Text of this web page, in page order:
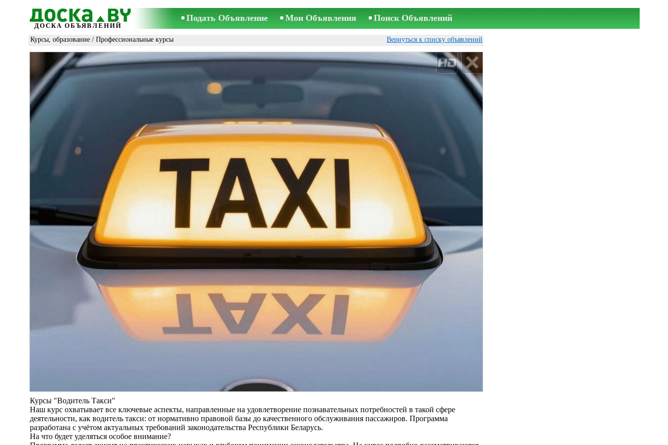
ДОСКА ОБЪЯВЛЕНИЙ
Подать Объявление Мои Объявления Поиск Объявлений
Курсы, образование / Профессиональные курсы Вернуться к списку объявлений
Курсы "Водитель Такси"
Наш курс охватывает все ключевые аспекты, направленные на удовлетворение познавательных потребностей в такой сфере
деятельности, как водитель такси: от нормативно правовой базы до качественного обслуживания пассажиров. Программа
разработана с учётом актуальных требований законодательства Республики Беларусь.
На что будет уделяться особое внимание?